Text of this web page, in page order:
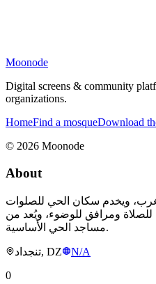
Moonode
Digital screens & community
organizations.
HomeFind a mosqueDownload
© 2026 Moonode
About
بالمغرب، ويخدم سكان الحي للصلوات
ومرافق للوضوء، ويُعد من
مساجد الحي الأساسية.
تنجداد, DZ
N/A
0